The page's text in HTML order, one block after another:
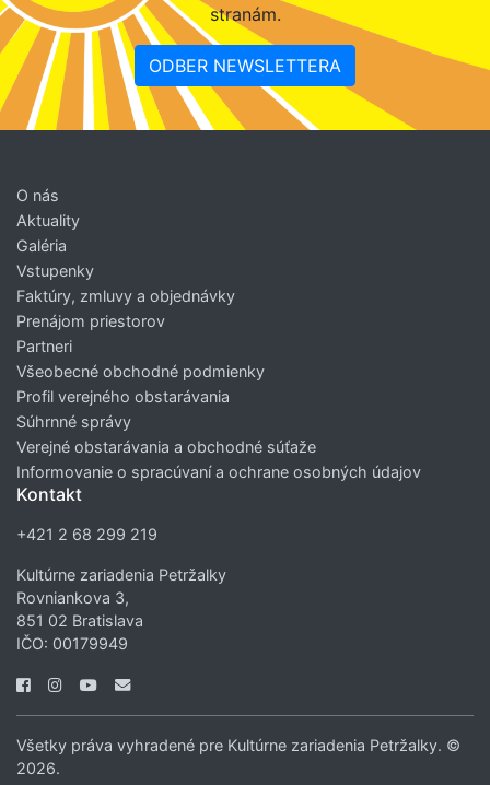
stranám.
ODBER NEWSLETTERA
O nás
Aktuality
Galéria
Vstupenky
Faktúry, zmluvy a objednávky
Prenájom priestorov
Partneri
Všeobecné obchodné podmienky
Profil verejného obstarávania
Súhrnné správy
Verejné obstarávania a obchodné súťaže
Informovanie o spracúvaní a ochrane osobných údajov
Kontakt
+421 2 68 299 219
Kultúrne zariadenia Petržalky
Rovniankova 3,
851 02 Bratislava
IČO: 00179949
Všetky práva vyhradené pre Kultúrne zariadenia Petržalky. ©
2026.